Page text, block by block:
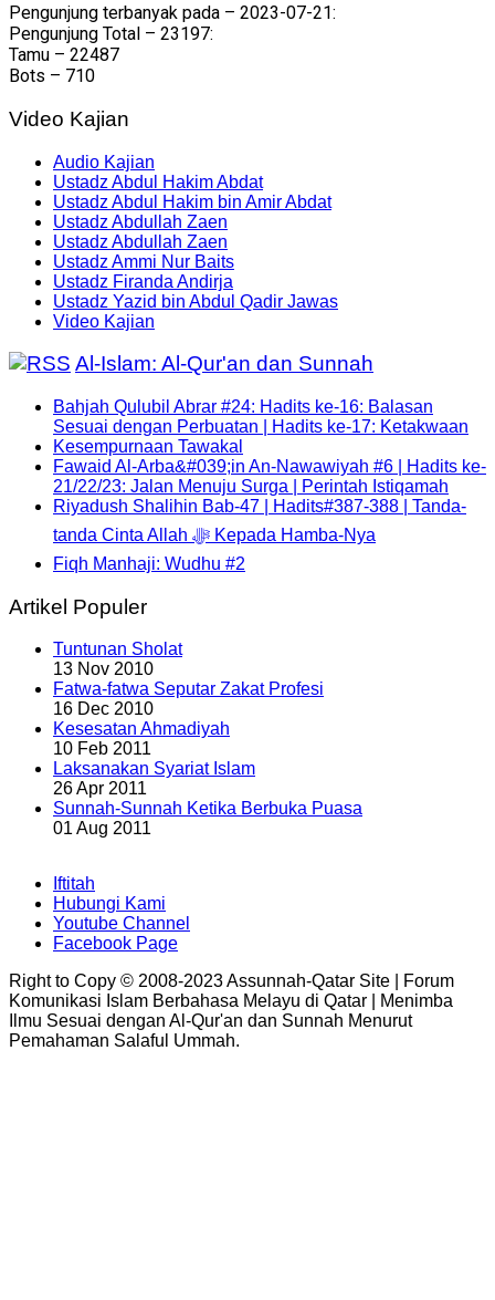
Pengunjung terbanyak pada – 2023-07-21:
Pengunjung Total – 23197:
Tamu – 22487
Bots – 710
Video Kajian
Audio Kajian
Ustadz Abdul Hakim Abdat
Ustadz Abdul Hakim bin Amir Abdat
Ustadz Abdullah Zaen
Ustadz Abdullah Zaen
Ustadz Ammi Nur Baits
Ustadz Firanda Andirja
Ustadz Yazid bin Abdul Qadir Jawas
Video Kajian
Al-Islam: Al-Qur'an dan Sunnah
Bahjah Qulubil Abrar #24: Hadits ke-16: Balasan
Sesuai dengan Perbuatan | Hadits ke-17: Ketakwaan
Kesempurnaan Tawakal
Fawaid Al-Arba&#039;in An-Nawawiyah #6 | Hadits ke-
21/22/23: Jalan Menuju Surga | Perintah Istiqamah
Riyadush Shalihin Bab-47 | Hadits#387-388 | Tanda-
tanda Cinta Allah ﷻ Kepada Hamba-Nya
Fiqh Manhaji: Wudhu #2
Artikel Populer
Tuntunan Sholat
13 Nov 2010
Fatwa-fatwa Seputar Zakat Profesi
16 Dec 2010
Kesesatan Ahmadiyah
10 Feb 2011
Laksanakan Syariat Islam
26 Apr 2011
Sunnah-Sunnah Ketika Berbuka Puasa
01 Aug 2011
Iftitah
Hubungi Kami
Youtube Channel
Facebook Page
Right to Copy © 2008-2023 Assunnah-Qatar Site | Forum
Komunikasi Islam Berbahasa Melayu di Qatar | Menimba
Ilmu Sesuai dengan Al-Qur'an dan Sunnah Menurut
Pemahaman Salaful Ummah.